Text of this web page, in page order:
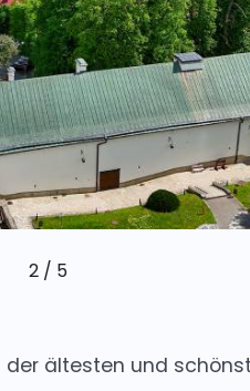
2/ 5
der ältesten und